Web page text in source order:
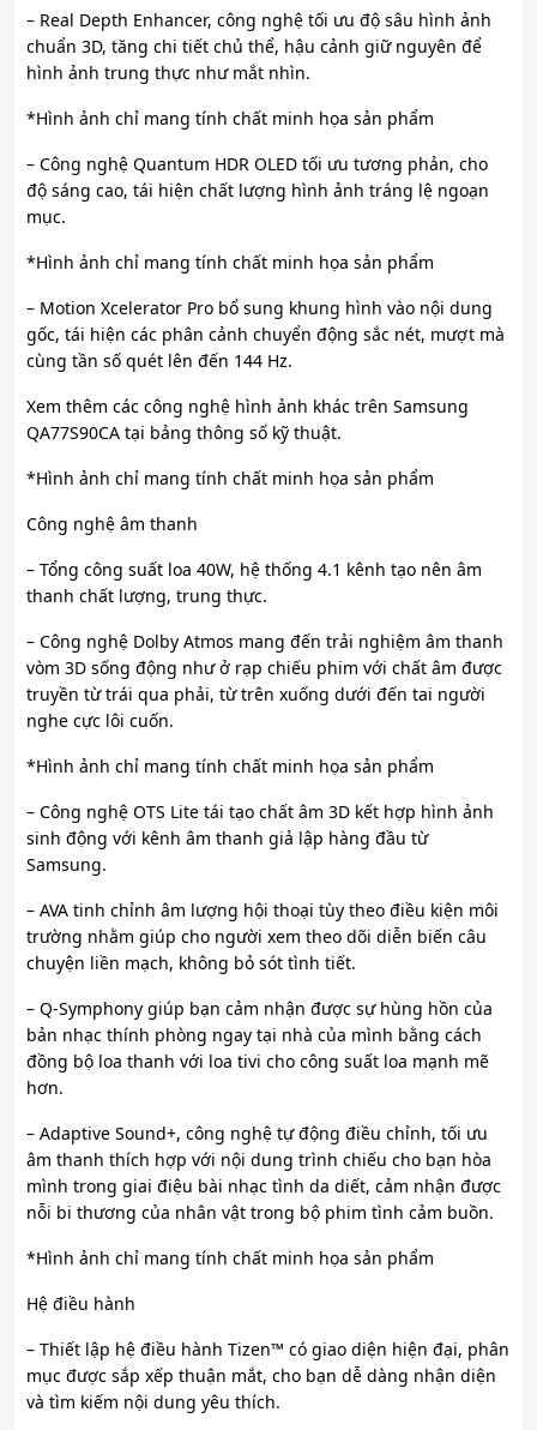
– Real Depth Enhancer, công nghệ tối ưu độ sâu hình ảnh
chuẩn 3D, tăng chi tiết chủ thể, hậu cảnh giữ nguyên để
hình ảnh trung thực như mắt nhìn.
*Hình ảnh chỉ mang tính chất minh họa sản phẩm
– Công nghệ Quantum HDR OLED tối ưu tương phản, cho
độ sáng cao, tái hiện chất lượng hình ảnh tráng lệ ngoạn
mục.
*Hình ảnh chỉ mang tính chất minh họa sản phẩm
– Motion Xcelerator Pro bổ sung khung hình vào nội dung
gốc, tái hiện các phân cảnh chuyển động sắc nét, mượt mà
cùng tần số quét lên đến 144 Hz.
Xem thêm các công nghệ hình ảnh khác trên Samsung
QA77S90CA tại bảng thông số kỹ thuật.
*Hình ảnh chỉ mang tính chất minh họa sản phẩm
Công nghệ âm thanh
– Tổng công suất loa 40W, hệ thống 4.1 kênh tạo nên âm
thanh chất lượng, trung thực.
– Công nghệ Dolby Atmos mang đến trải nghiệm âm thanh
vòm 3D sống động như ở rạp chiếu phim với chất âm được
truyền từ trái qua phải, từ trên xuống dưới đến tai người
nghe cực lôi cuốn.
*Hình ảnh chỉ mang tính chất minh họa sản phẩm
– Công nghệ OTS Lite tái tạo chất âm 3D kết hợp hình ảnh
sinh động với kênh âm thanh giả lập hàng đầu từ
Samsung.
– AVA tinh chỉnh âm lượng hội thoại tùy theo điều kiện môi
trường nhằm giúp cho người xem theo dõi diễn biến câu
chuyện liền mạch, không bỏ sót tình tiết.
– Q-Symphony giúp bạn cảm nhận được sự hùng hồn của
bản nhạc thính phòng ngay tại nhà của mình bằng cách
đồng bộ loa thanh với loa tivi cho công suất loa mạnh mẽ
hơn.
– Adaptive Sound+, công nghệ tự động điều chỉnh, tối ưu
âm thanh thích hợp với nội dung trình chiếu cho bạn hòa
mình trong giai điệu bài nhạc tình da diết, cảm nhận được
nỗi bi thương của nhân vật trong bộ phim tình cảm buồn.
*Hình ảnh chỉ mang tính chất minh họa sản phẩm
Hệ điều hành
– Thiết lập hệ điều hành Tizen™ có giao diện hiện đại, phân
mục được sắp xếp thuận mắt, cho bạn dễ dàng nhận diện
và tìm kiếm nội dung yêu thích.